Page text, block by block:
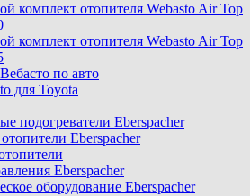
комплект отопителя Webasto Air Top
комплект отопителя Webasto Air Top
по авто
для Toyota
подогреватели Eberspacher
Eberspacher
Eberspacher
оборудование Eberspacher